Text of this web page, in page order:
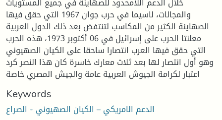
والمجالات، لاسيما في حرب جوان 1967 التي حقق فيها
الصهاينة الكثير من المكاسب لتنتفض بعد ذلك الدول العربية
معلنتا الحرب على إسرائيل في 06 أكتوبر 1973، هذه الحرب
التي حقق فيها العرب انتصارا ساحقا على الكيان الصهيوني
وهو أول انتصار لها بعد ثلاث معارك خاسرة كان هذا النصر كرد
اعتبار لكرامة الجيوش العربية عامة والجيش المصري خاصة
Keywords
الدعم الامريكي – الكيان الصهيوني - الصراع